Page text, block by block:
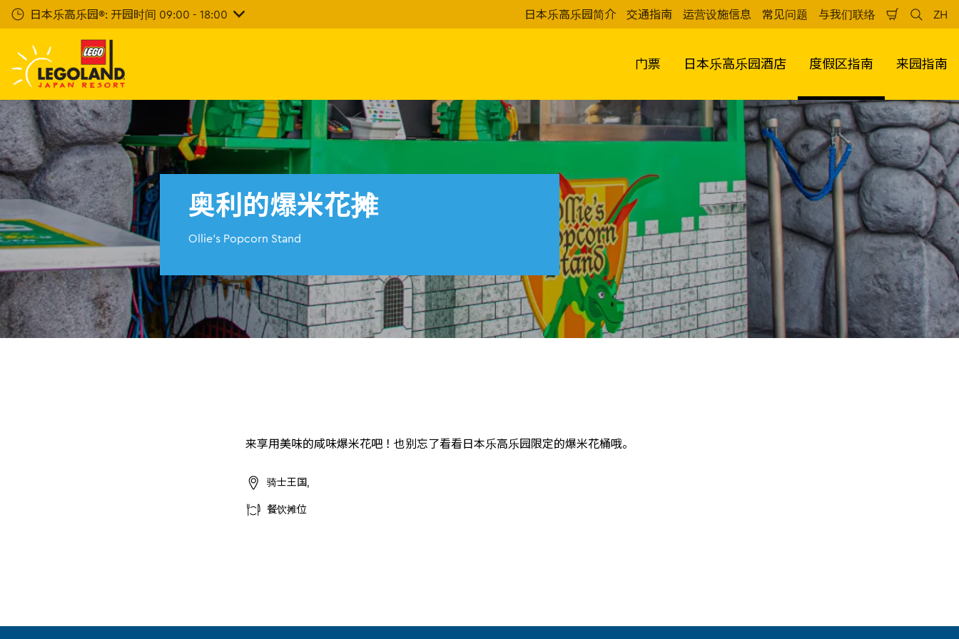
一
容
日本乐高乐园®: 开园时间 09:00 - 18:00 日本乐高乐园简介 交通指南 运营设施信息 常见问题 与我们联络
物
检
索
ZH
中
文
门票 日本乐高乐园酒店 度假区指南 来园指南
奥利的爆米花摊
Ollie's Popcorn Stand
来享用美味的咸味爆米花吧！也别忘了看看日本乐高乐园限定的爆米花桶哦。
骑士王国,
餐饮摊位